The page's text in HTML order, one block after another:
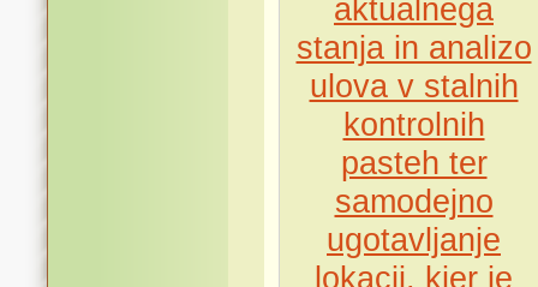
aktualnega
stanja in analizo
ulova v stalnih
kontrolnih
pasteh ter
samodejno
ugotavljanje
lokacij, kjer je